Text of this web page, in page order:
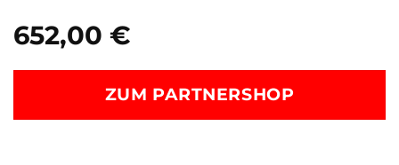
652,00 €
ZUM PARTNERSHOP